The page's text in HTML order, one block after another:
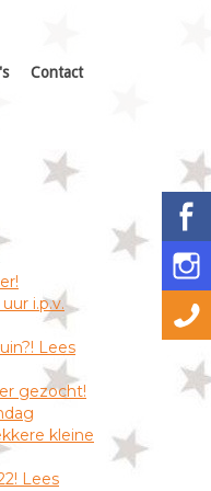
Contact
i.p.v.
Lees
gezocht!
kleine
Lees